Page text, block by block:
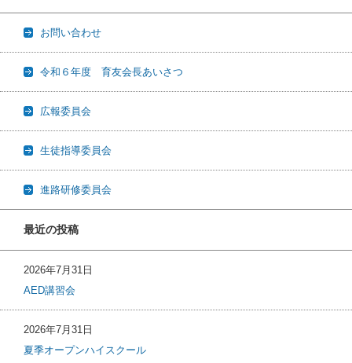
お問い合わせ
令和６年度 育友会長あいさつ
広報委員会
生徒指導委員会
進路研修委員会
最近の投稿
2026年7月31日
AED講習会
2026年7月31日
夏季オープンハイスクール